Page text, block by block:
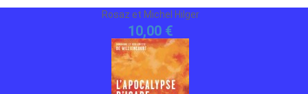
10,00 €